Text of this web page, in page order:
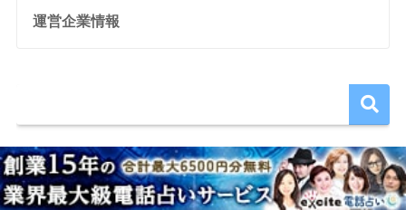
運営企業情報